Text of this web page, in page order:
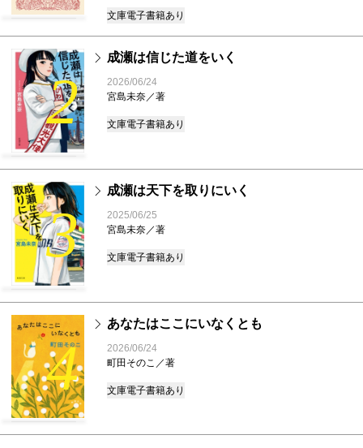
文庫電子書籍あり
2
成瀬は信じた道をいく
2026/06/24
宮島未奈／著
文庫電子書籍あり
3
成瀬は天下を取りにいく
2025/06/25
宮島未奈／著
文庫電子書籍あり
4
あなたはここにいなくとも
2026/06/24
町田そのこ／著
文庫電子書籍あり